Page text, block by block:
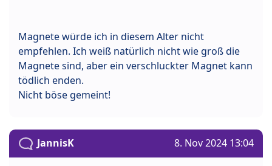
Magnete würde ich in diesem Alter nicht
empfehlen. Ich weiß natürlich nicht wie groß die
Magnete sind, aber ein verschluckter Magnet kann
tödlich enden.
Nicht böse gemeint!
JannisK 8. Nov 2024 13:04